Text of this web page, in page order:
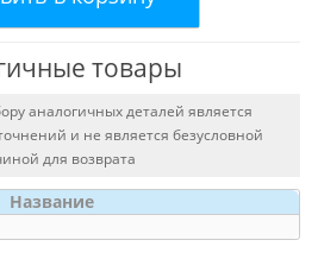
товары
аналогичных деталей является
и не является безусловной
для возврата
Название